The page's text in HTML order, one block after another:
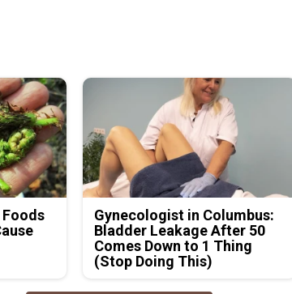
Gynecologist in Columbus:
Bladder Leakage After 50
Comes Down to 1 Thing
(Stop Doing This)